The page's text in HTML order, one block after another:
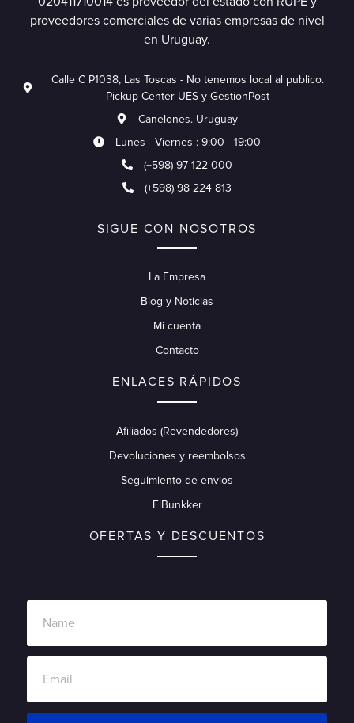
proveedores comerciales de varias empresas de nivel
en Uruguay.
Calle C P1038, Las Toscas - No tenemos local al publico.
Pickup Center UES y GestionPost
Canelones. Uruguay
Lunes - Viernes : 9:00 - 19:00
(+598) 97 122 000
(+598) 98 224 813
SIGUE CON NOSOTROS
La Empresa
Blog y Noticias
Mi cuenta
Contacto
ENLACES RÁPIDOS
Afiliados (Revendedores)
Devoluciones y reembolsos
Seguimiento de envios
ElBunkker
OFERTAS Y DESCUENTOS